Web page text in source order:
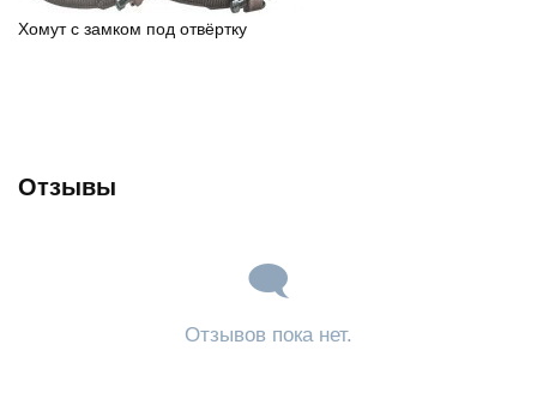
Хомут с замком под отвёртку
Отзывы
Отзывов пока нет.